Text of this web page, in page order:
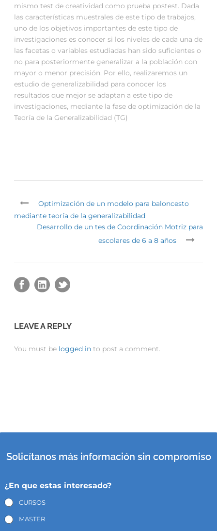
mismo test de creatividad como prueba postest. Dada
las características muestrales de este tipo de trabajos,
uno de los objetivos importantes de este tipo de
investigaciones es conocer si los niveles de cada una de
las facetas o variables estudiadas han sido suficientes o
no para posteriormente generalizar a la población con
mayor o menor precisión. Por ello, realizaremos un
estudio de generalizabilidad para conocer los
resultados que mejor se adaptan a este tipo de
investigaciones, mediante la fase de optimización de la
Teoría de la Generalizabilidad (TG)
Optimización de un modelo para baloncesto
mediante teoría de la generalizabilidad
Desarrollo de un tes de Coordinación Motriz para
escolares de 6 a 8 años
LEAVE A REPLY
You must be logged in to post a comment.
Solicítanos más información sin compromiso
¿En que estas interesado?
CURSOS
MASTER